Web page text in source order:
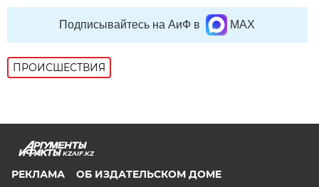
Подписывайтесь на АиФ в MAX
ПРОИСШЕСТВИЯ
KZAIF.KZ
РЕКЛАМА
ОБ ИЗДАТЕЛЬСКОМ ДОМЕ